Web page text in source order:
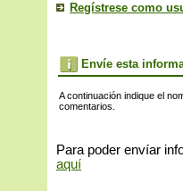
Regístrese como
Envíe esta
A continuación indique el
comentarios.
Para poder envíar
aquí